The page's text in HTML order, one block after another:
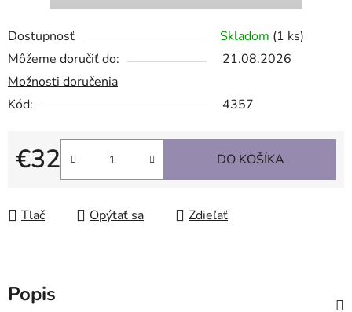
Dostupnosť Skladom (1 ks)
Môžeme doručiť do:
21.08.2026
Možnosti doručenia
Kód:
4357
€32
Jednotková cena:
DO KOŠÍKA
Tlač Opýtať sa Zdieľať
Popis